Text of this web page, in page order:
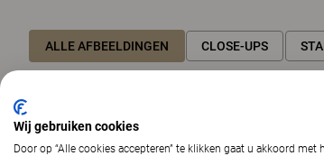
ALLE AFBEELDINGEN CLOSE-UPS
Wij gebruiken cookies
Door op “Alle cookies accepteren” te klikken gaat u akkoord met